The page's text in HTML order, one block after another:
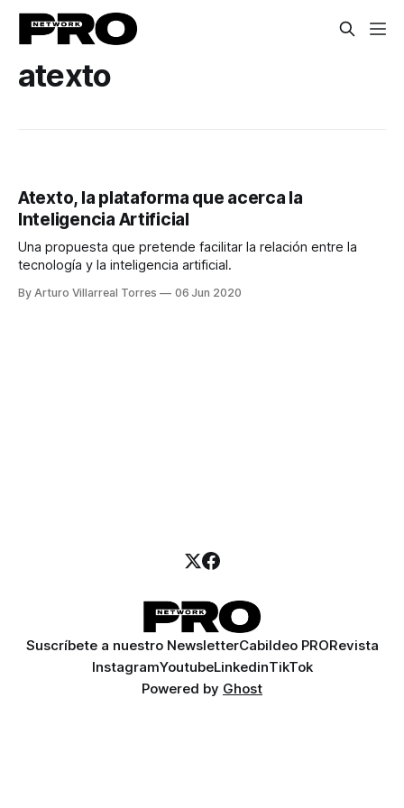
atexto
Atexto, la plataforma que acerca la
Inteligencia Artificial
Una propuesta que pretende facilitar la relación entre la
tecnología y la inteligencia artificial.
By Arturo Villarreal Torres 06 Jun 2020
Suscríbete a nuestro NewsletterCabildeo PRORevista
InstagramYoutubeLinkedinTikTok
Powered by Ghost